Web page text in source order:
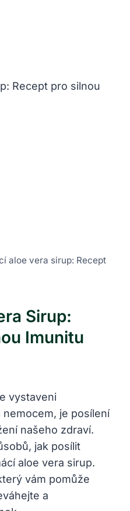
aloe vera sirup: Recept
Sirup:
Imunitu
vystaveni
je posílení
našeho zdraví.
jak posílit
aloe vera sirup.
vám pomůže
a